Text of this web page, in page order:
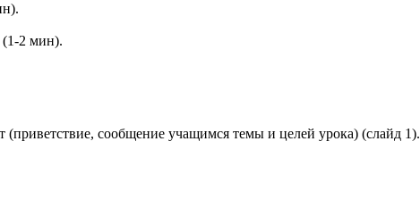
(1-2 мин).
сообщение учащимся темы и целей урока) (слайд 1).